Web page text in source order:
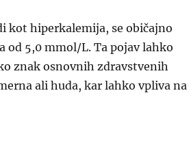
kot hiperkalemija, se običajno
od 5,0 mmol/L. Ta pojav lahko
znak osnovnih zdravstvenih
ali huda, kar lahko vpliva na